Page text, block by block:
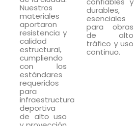
Nuestros
materiales
aportaron
resistencia y
calidad
estructural,
cumpliendo
con los
estándares
requeridos
para
infraestructura
deportiva
de alto uso
durables,
esenciales
para obras
de alto
tráfico y uso
continuo.